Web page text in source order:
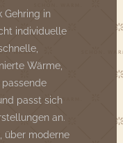
Gehring in
individuelle
Wärme,
passt sich
an.
über moderne